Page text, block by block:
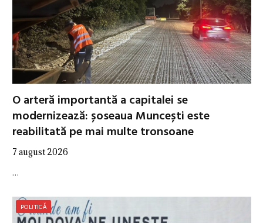
O arteră importantă a capitalei se
modernizează: șoseaua Muncești este
reabilitată pe mai multe tronsoane
7 august 2026
…
POLITICĂ